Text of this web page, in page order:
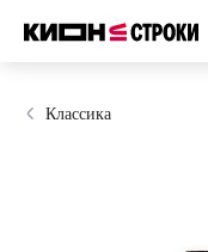
Классика